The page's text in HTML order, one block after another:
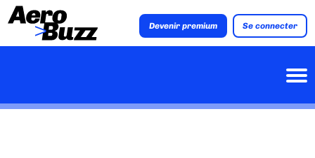
Devenir premium Se connecter